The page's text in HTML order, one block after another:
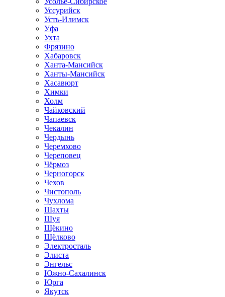
Уссурийск
Усть-Илимск
Уфа
Ухта
Фрязино
Хабаровск
Ханта-Мансийск
Ханты-Мансийск
Хасавюрт
Химки
Холм
Чайковский
Чапаевск
Чекалин
Чердынь
Черемхово
Череповец
Чёрмоз
Черногорск
Чехов
Чистополь
Чухлома
Шахты
Шуя
Щёкино
Щёлково
Электросталь
Элиста
Энгельс
Южно-Сахалинск
Юрга
Якутск